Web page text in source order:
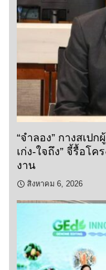
“จำลอง” กางสเป
เก่ง-ใจถึง” จี้รื้อโ
งาน
สิงหาคม 6, 2026